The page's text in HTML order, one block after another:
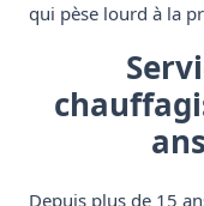
qui pèse lourd à la
Depuis plus de 15